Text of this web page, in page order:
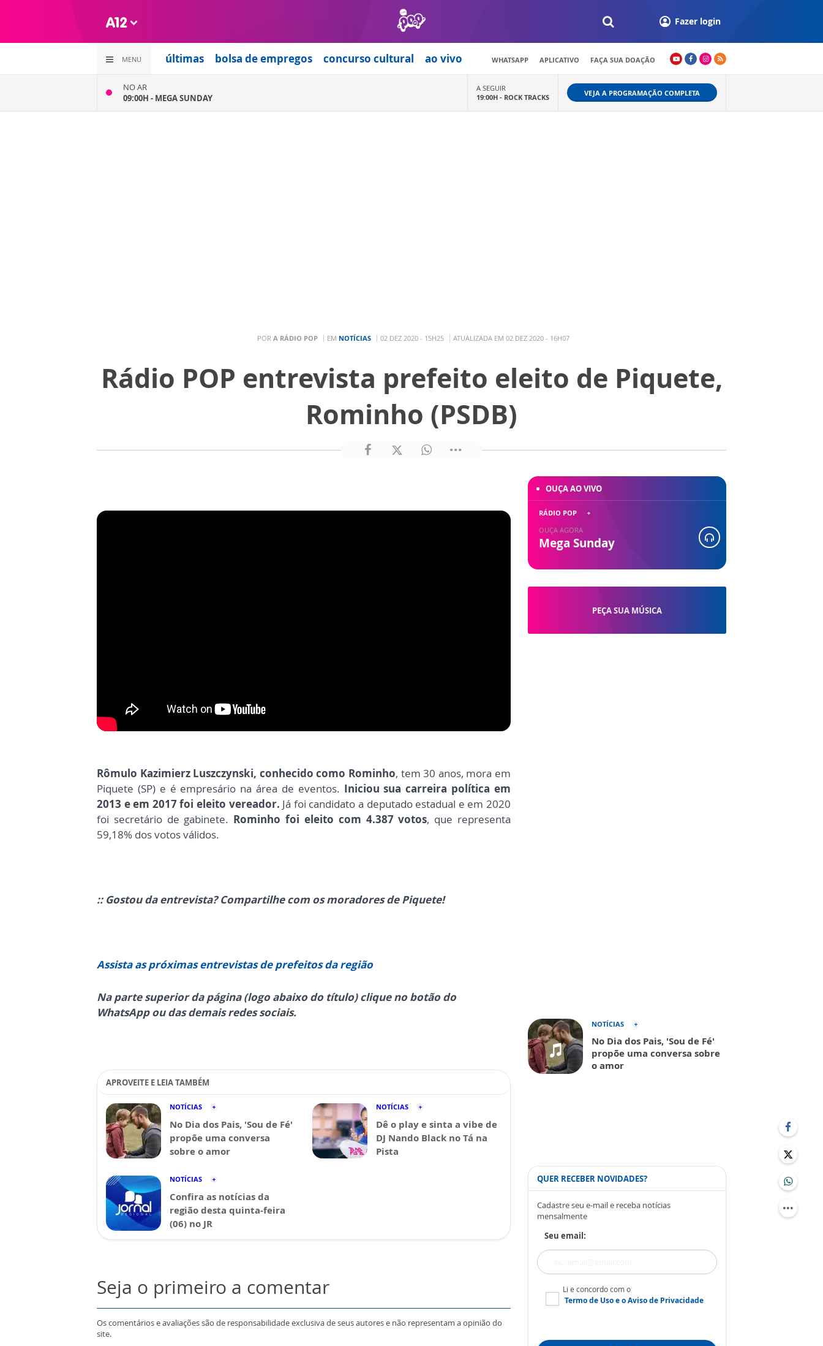
Fazer login
MENU últimas bolsa de empregos concurso cultural ao vivo WHATSAPP APLICATIVO FAÇA SUA DOAÇÃO
NO AR
09:00H - MEGA SUNDAY
A SEGUIR
19:00H - ROCK TRACKS VEJA A PROGRAMAÇÃO COMPLETA
POR A RÁDIO POP EM NOTÍCIAS 02 DEZ 2020 - 15H25 ATUALIZADA EM 02 DEZ 2020 - 16H07
Rádio POP entrevista prefeito eleito de Piquete,
Rominho (PSDB)
Rômulo Kazimierz Luszczynski, conhecido como Rominho, tem 30 anos, mora em
Piquete (SP) e é empresário na área de eventos. Iniciou sua carreira política em
2013 e em 2017 foi eleito vereador. Já foi candidato a deputado estadual e em 2020
foi secretário de gabinete. Rominho foi eleito com 4.387 votos, que representa
59,18% dos votos válidos.
:: Gostou da entrevista? Compartilhe com os moradores de Piquete!
Assista as próximas entrevistas de prefeitos da região
Na parte superior da página (logo abaixo do título) clique no botão do
WhatsApp ou das demais redes sociais.
APROVEITE E LEIA TAMBÉM
NOTÍCIAS
No Dia dos Pais, 'Sou de Fé'
propõe uma conversa
sobre o amor
NOTÍCIAS
Dê o play e sinta a vibe de
DJ Nando Black no Tá na
Pista
NOTÍCIAS
Confira as notícias da
região desta quinta-feira
(06) no JR
Seja o primeiro a comentar
Os comentários e avaliações são de responsabilidade exclusiva de seus autores e não representam a opinião do
site.
PEÇA SUA MÚSICA
OUÇA AO VIVO
RÁDIO POP
OUÇA AGORA
Mega Sunday
NOTÍCIAS
No Dia dos Pais, 'Sou de Fé'
propõe uma conversa sobre
o amor
QUER RECEBER NOVIDADES?
Cadastre seu e-mail e receba notícias
mensalmente
Seu email:
Li e concordo com o
Termo de Usoe oAviso de Privacidade